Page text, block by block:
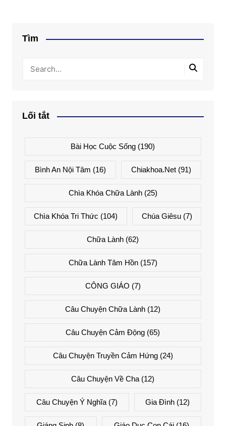
Tìm
Lối tắt
Bài Học Cuộc Sống (190)
Bình An Nội Tâm (16) Chiakhoa.net (91)
Chìa Khóa Chữa Lành(25)
Chìa Khóa Tri Thức (104) Chúa Giêsu(7)
Chữa Lành (62)
Chữa Lành Tâm Hồn(157)
CÔNG GIÁO (7)
Câu Chuyện Chữa Lành (12)
Câu Chuyện Cảm Động (65)
Câu Chuyện Truyền Cảm Hứng(24)
Câu Chuyện Về Cha (12)
Câu Chuyện Ý Nghĩa(7) Gia Đình (12)